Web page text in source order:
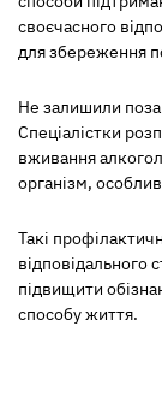
своєчасного
для збереження
Не залишили
Спеціалістки
вживання
організм,
Такі
відповідального
підвищити
способу життя.